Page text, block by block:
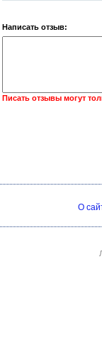
Написать отзыв:
Писать отзывы могут
О